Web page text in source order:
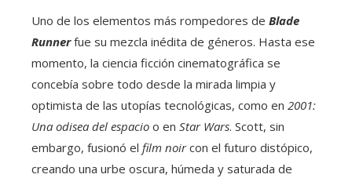
Uno de los elementos más rompedores de Blade
Runnerfue su mezcla inédita de géneros. Hasta ese
momento, la ciencia ficción cinematográfica se
concebía sobre todo desde la mirada limpia y
optimista de las utopías tecnológicas, como en 2001:
Una odisea del espacio o en Star Wars. Scott, sin
embargo, fusionó el film noircon el futuro distópico,
creando una urbe oscura, húmeda y saturada de